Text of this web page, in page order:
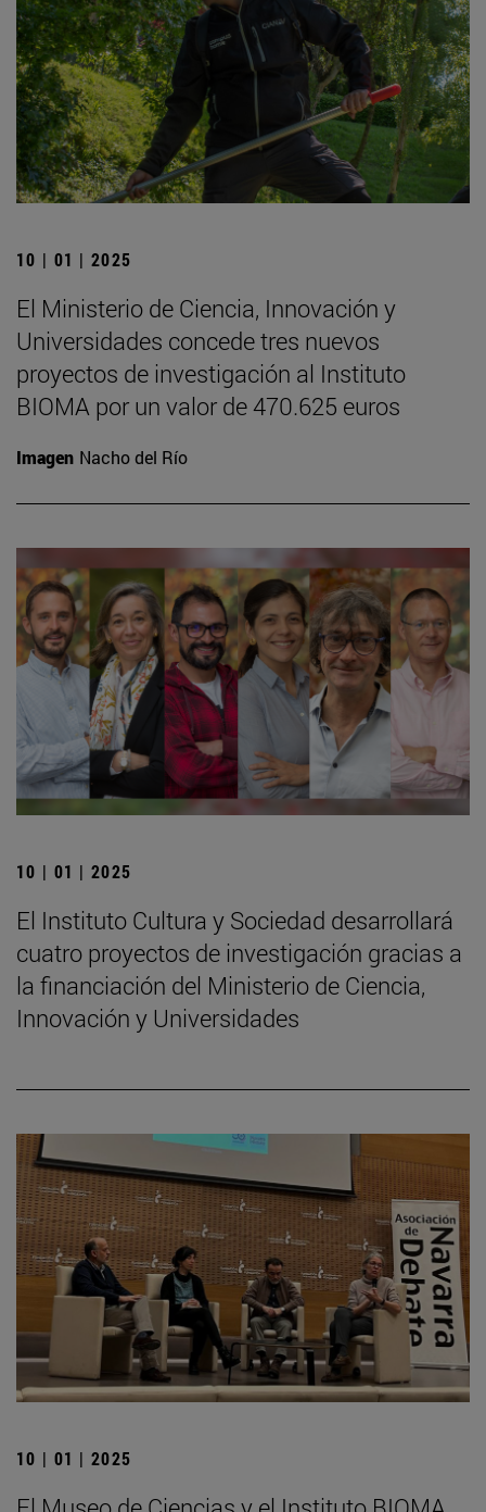
10 | 01 | 2025
El Ministerio de Ciencia, Innovación y
Universidades concede tres nuevos
proyectos de investigación al Instituto
BIOMA por un valor de 470.625 euros
Imagen Nacho del Río
10 | 01 | 2025
El Instituto Cultura y Sociedad desarrollará
cuatro proyectos de investigación gracias a
la financiación del Ministerio de Ciencia,
Innovación y Universidades
10 | 01 | 2025